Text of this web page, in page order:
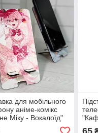
для мобільного
аніме-комікс
Міку - Вокалоїд"